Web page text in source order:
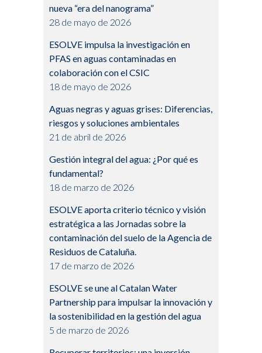
nueva “era del nanograma”
28 de mayo de 2026
ESOLVE impulsa la investigación en
PFAS en aguas contaminadas en
colaboración con el CSIC
18 de mayo de 2026
Aguas negras y aguas grises: Diferencias,
riesgos y soluciones ambientales
21 de abril de 2026
Gestión integral del agua: ¿Por qué es
fundamental?
18 de marzo de 2026
ESOLVE aporta criterio técnico y visión
estratégica a las Jornadas sobre la
contaminación del suelo de la Agencia de
Residuos de Cataluña.
17 de marzo de 2026
ESOLVE se une al Catalan Water
Partnership para impulsar la innovación y
la sostenibilidad en la gestión del agua
5 de marzo de 2026